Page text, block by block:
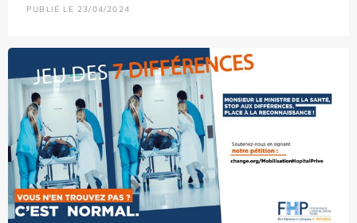
PUBLIÉ LE 23/04/2024